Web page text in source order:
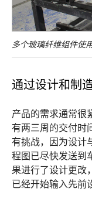
多个玻璃纤维组件使
通过设计和制
产品的需求通常很
有两三周的交付时
有挑战，因为设计
程图已尽快发送到
果进行了设计更改
已经开始输入先前